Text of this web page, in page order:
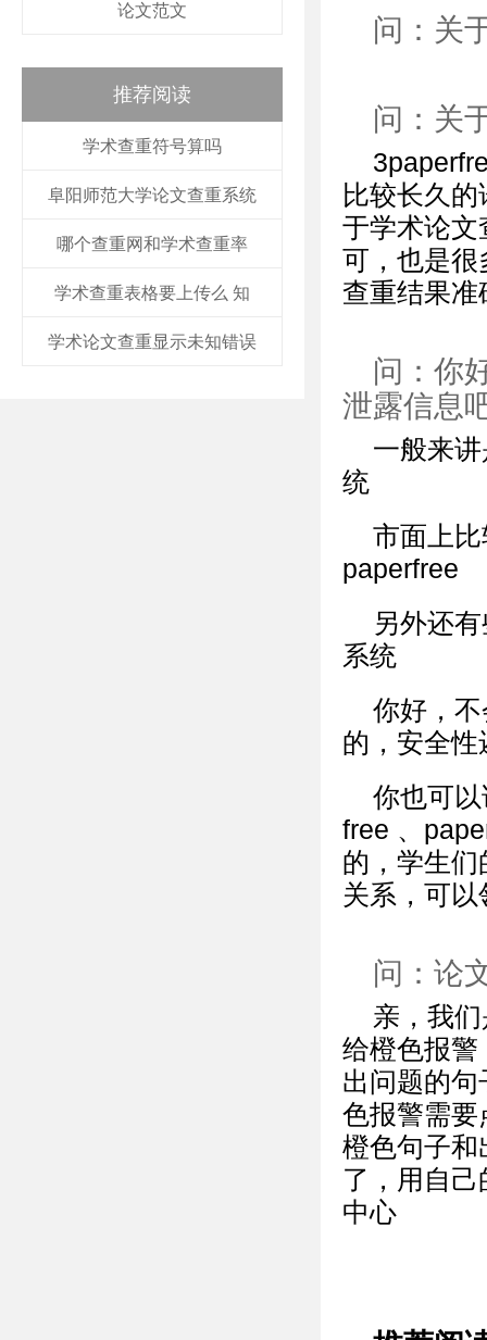
论文范文
推荐阅读
学术查重符号算吗
阜阳师范大学论文查重系统
哪个查重网和学术查重率
学术查重表格要上传么 知
学术论文查重显示未知错误
问：关
问：关
比较长久
于学术论文
可，也是很
查重结果准
问：你
泄露信息
一般来
统
市面上
paperfree
另外还
系统
你好，
的，安全
你也可
free 、
的，学生
关系，可
问：论
亲，我
给橙色报警
出问题的
色报警需要
橙色句子和
了，用自
中心